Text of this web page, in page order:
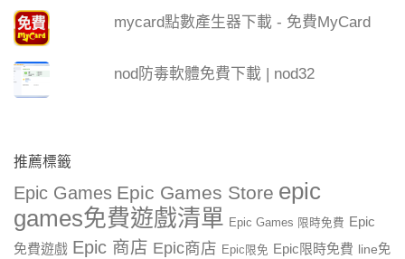
mycard點數產生器下載 - 免費MyCard
nod防毒軟體免費下載 | nod32
推薦標籤
Epic Games Epic Games Store epic
games免費遊戲清單 Epic Games 限時免費 Epic
免費遊戲 Epic 商店 Epic商店 Epic限免 Epic限時免費 line免